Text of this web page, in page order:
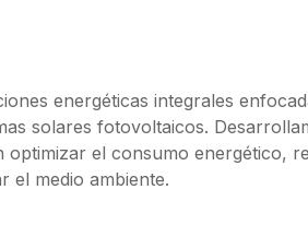
energéticas integrales
solares fotovoltaicos.
optimizar el consumo energético,
el medio ambiente.